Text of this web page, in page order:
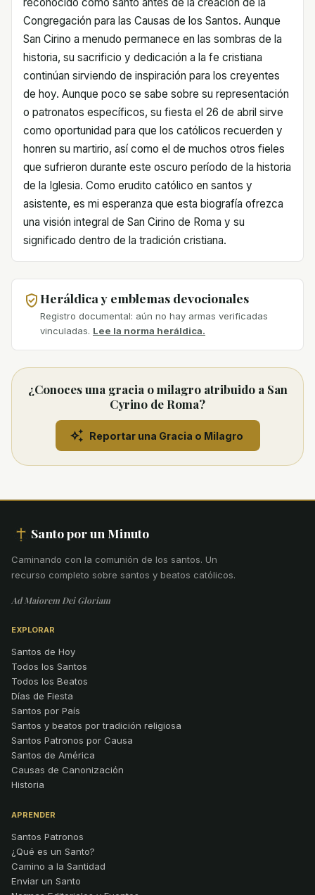
Congregación para las Causas de los Santos. Aunque
San Cirino a menudo permanece en las sombras de la
historia, su sacrificio y dedicación a la fe cristiana
continúan sirviendo de inspiración para los creyentes
de hoy. Aunque poco se sabe sobre su representación
o patronatos específicos, su fiesta el 26 de abril sirve
como oportunidad para que los católicos recuerden y
honren su martirio, así como el de muchos otros fieles
que sufrieron durante este oscuro período de la historia
de la Iglesia. Como erudito católico en santos y
asistente, es mi esperanza que esta biografía ofrezca
una visión integral de San Cirino de Roma y su
significado dentro de la tradición cristiana.
Heráldica y emblemas devocionales
Registro documental: aún no hay armas verificadas
vinculadas. Lee la norma heráldica.
¿Conoces una gracia o milagro atribuido a San
Cyrino de Roma?
Reportar una Gracia o Milagro
Santo por un Minuto
Caminando con la comunión de los santos. Un
recurso completo sobre santos y beatos católicos.
Ad Maiorem Dei Gloriam
EXPLORAR
Santos de Hoy
Todos los Santos
Todos los Beatos
Días de Fiesta
Santos por País
Santos y beatos por tradición religiosa
Santos Patronos por Causa
Santos de América
Causas de Canonización
Historia
APRENDER
Santos Patronos
¿Qué es un Santo?
Camino a la Santidad
Enviar un Santo